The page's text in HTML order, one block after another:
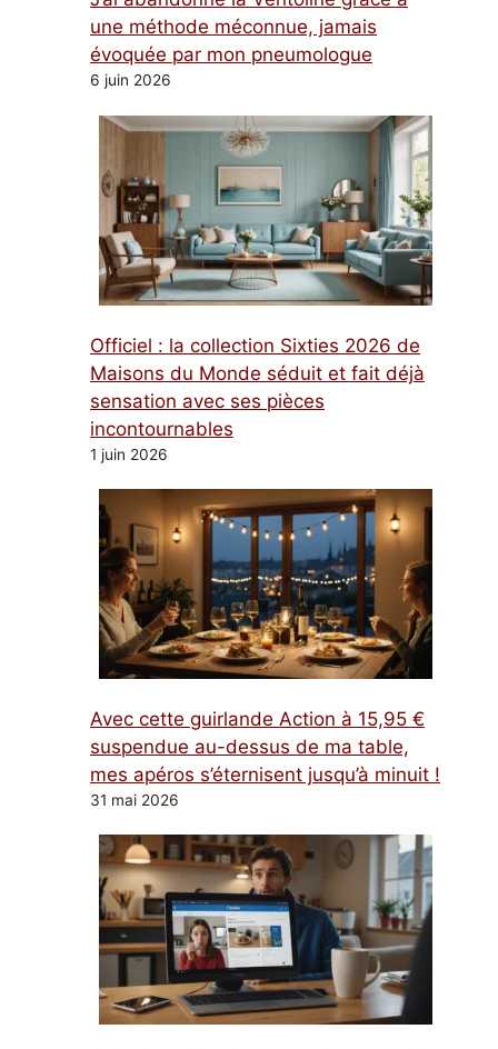
une méthode méconnue, jamais
évoquée par mon pneumologue
6 juin 2026
Officiel : la collection Sixties 2026 de
Maisons du Monde séduit et fait déjà
sensation avec ses pièces
incontournables
1 juin 2026
Avec cette guirlande Action à 15,95 €
suspendue au-dessus de ma table,
mes apéros s’éternisent jusqu’à minuit !
31 mai 2026